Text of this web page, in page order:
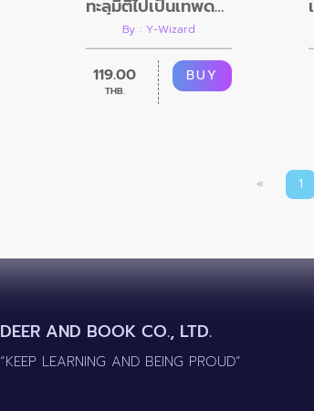
ทะลุมิติไปเป็นเทพดวงซวยในนิยายติ๊งต๊องแสนวุ่น
By : Y-Wizard
119.00
THB.
BUY
« 1
DEER AND BOOK CO., LTD.
“KEEP LEARNING AND BEING PROUD”